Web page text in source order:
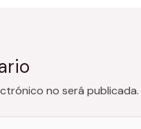
no será publicada.